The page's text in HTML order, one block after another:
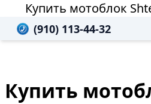
Купить мотоблок
(910) 113-44-32
Купить